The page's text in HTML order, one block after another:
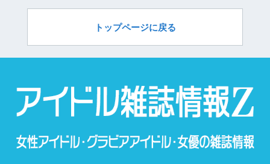
トップページに戻る